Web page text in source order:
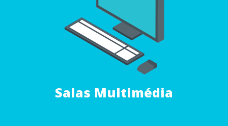
Salas Multimédia